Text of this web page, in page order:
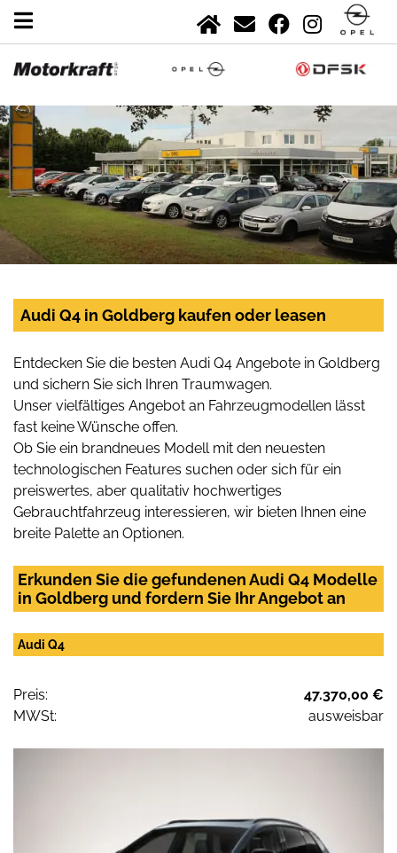
Audi Q4 in Goldberg kaufen oder leasen
Entdecken Sie die besten Audi Q4 Angebote in Goldberg
und sichern Sie sich Ihren Traumwagen.
Unser vielfältiges Angebot an Fahrzeugmodellen lässt
fast keine Wünsche offen.
Ob Sie ein brandneues Modell mit den neuesten
technologischen Features suchen oder sich für ein
preiswertes, aber qualitativ hochwertiges
Gebrauchtfahrzeug interessieren, wir bieten Ihnen eine
breite Palette an Optionen.
Erkunden Sie die gefundenen Audi Q4 Modelle
in Goldberg und fordern Sie Ihr Angebot an
Audi Q4
Preis:
47.370,00 €
MWSt:
ausweisbar